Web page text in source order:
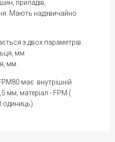
приладів,
Мають надзвичайно
з двох параметрів:
мм
мм.
має внутрішній
мм, матеріал - FPM (
одиниць).